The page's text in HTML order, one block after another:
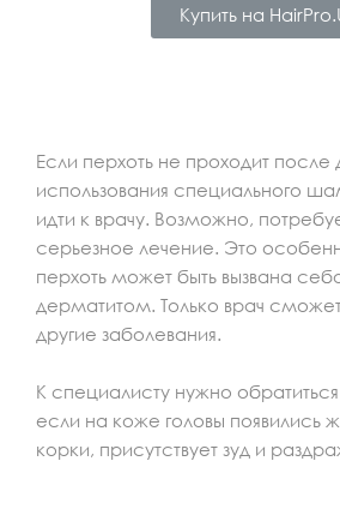
Купить на
Если перхоть не проходит после
использования специального
идти к врачу. Возможно,
серьезное лечение. Это
перхоть может быть вызвана
дерматитом. Только врач
другие заболевания.
К специалисту нужно обратиться
если на коже головы появились
корки, присутствует зуд и